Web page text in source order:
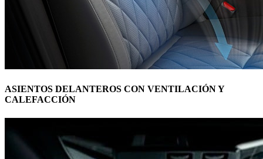
ASIENTOS DELANTEROS CON VENTILACIÓN Y
CALEFACCIÓN